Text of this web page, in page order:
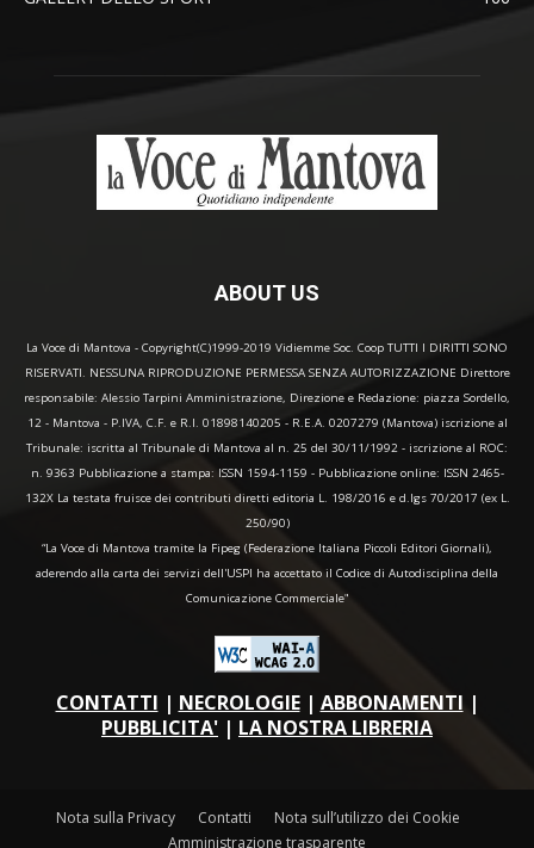
ABOUT US
La Voce di Mantova - Copyright(C)1999-2019 Vidiemme Soc. Coop TUTTI I DIRITTI SONO
RISERVATI. NESSUNA RIPRODUZIONE PERMESSA SENZA AUTORIZZAZIONE Direttore
responsabile: Alessio Tarpini Amministrazione, Direzione e Redazione: piazza Sordello,
12 - Mantova - P.IVA, C.F. e R.I. 01898140205 - R.E.A. 0207279 (Mantova) iscrizione al
Tribunale: iscritta al Tribunale di Mantova al n. 25 del 30/11/1992 - iscrizione al ROC:
n. 9363 Pubblicazione a stampa: ISSN 1594-1159 - Pubblicazione online: ISSN 2465-
132X La testata fruisce dei contributi diretti editoria L. 198/2016 e d.lgs 70/2017 (ex L.
250/90)
“La Voce di Mantova tramite la Fipeg (Federazione Italiana Piccoli Editori Giornali),
aderendo alla carta dei servizi dell'USPI ha accettato il Codice di Autodisciplina della
Comunicazione Commerciale"
CONTATTI | NECROLOGIE| ABBONAMENTI |
PUBBLICITA' | LA NOSTRA LIBRERIA
Nota sulla Privacy Contatti
Nota sull’utilizzo dei Cookie
Amministrazione trasparente